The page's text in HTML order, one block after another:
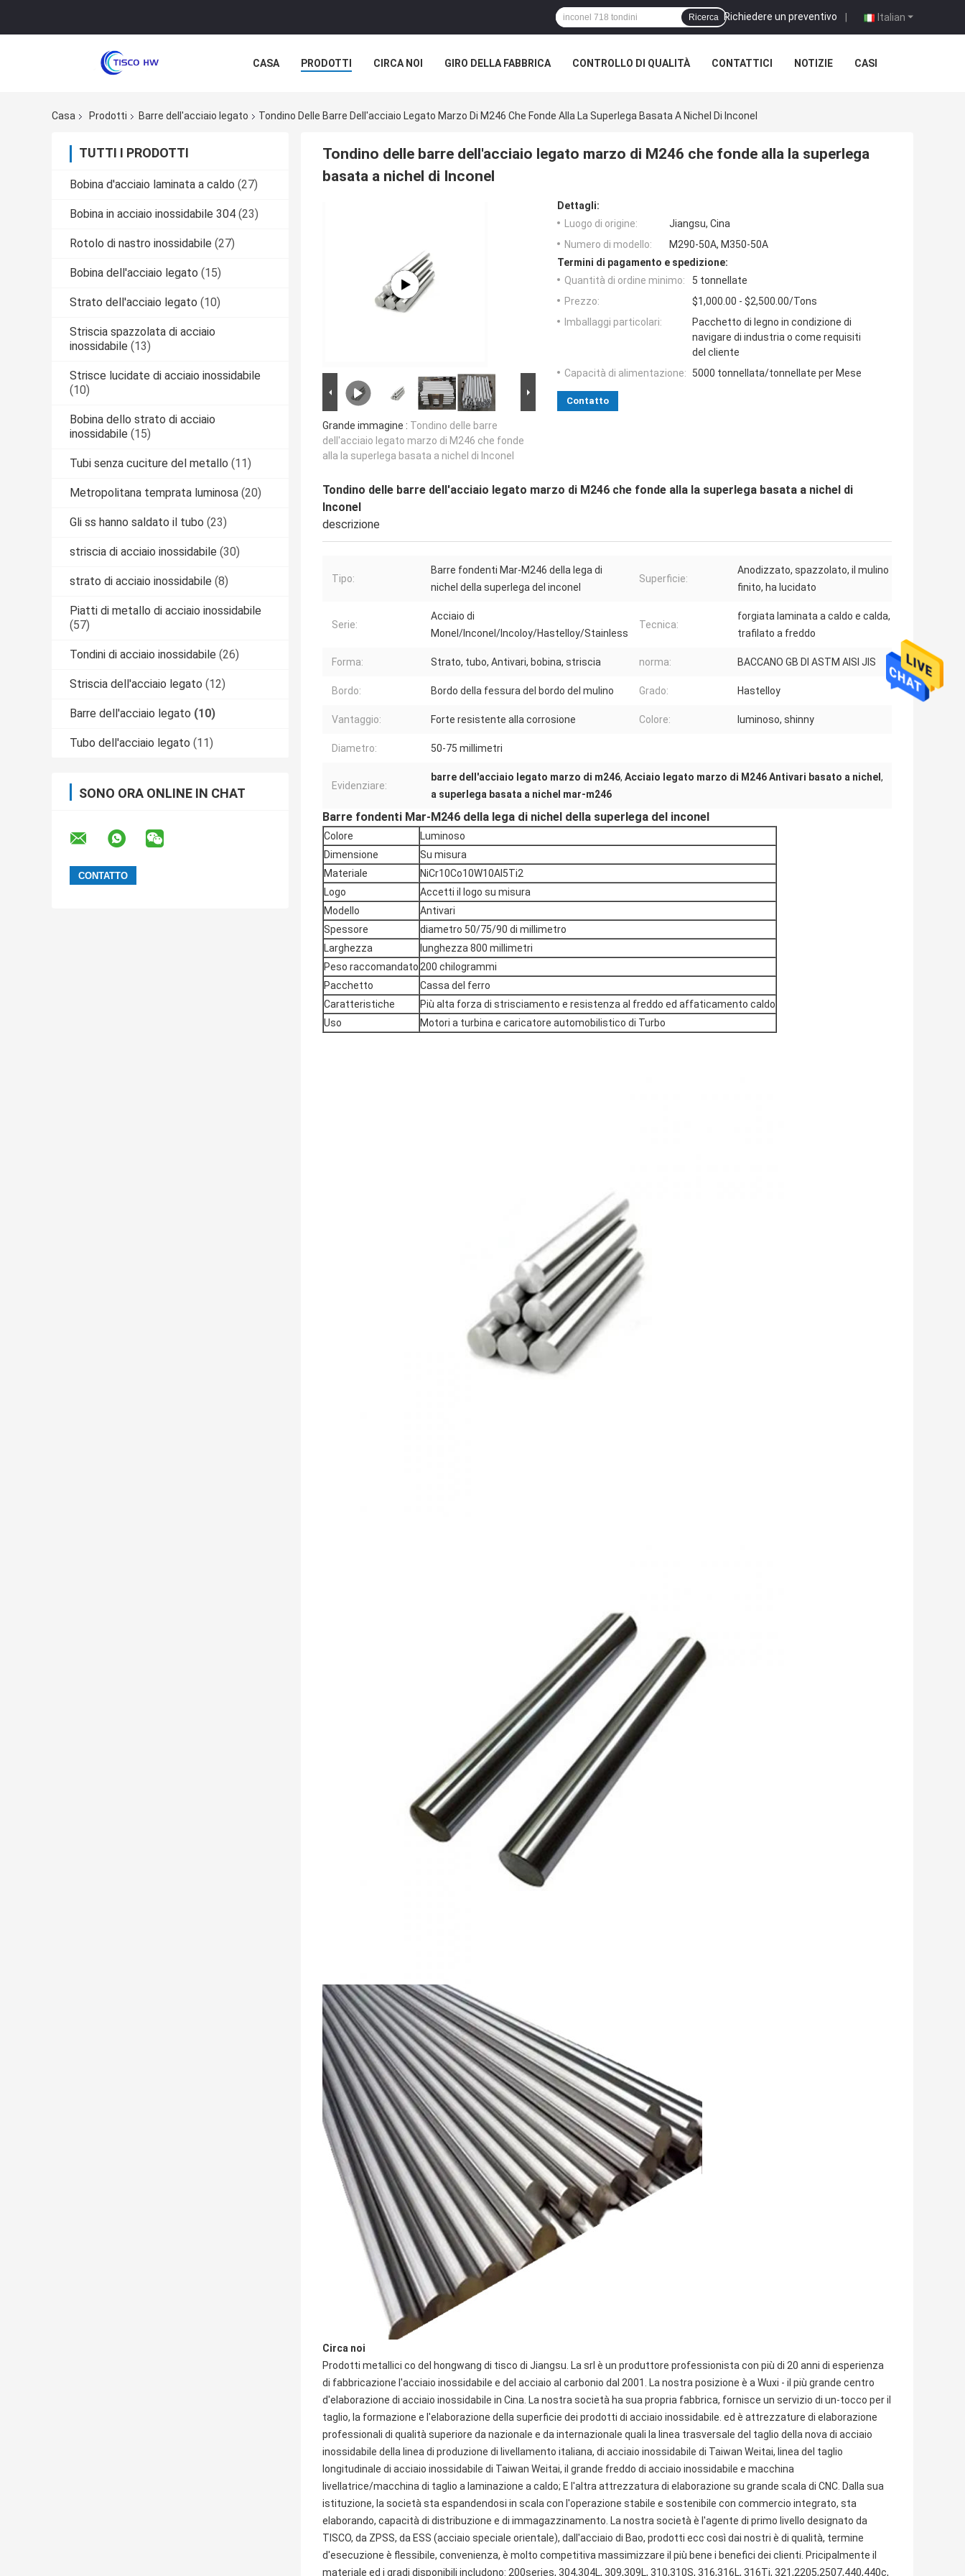
Italian
Richiedere un preventivo |
Ricerca
CASA PRODOTTI CIRCA NOI GIRO DELLA FABBRICA CONTROLLO DI QUALITÀ CONTATTICI NOTIZIE CASI
Casa Prodotti Barre dell'acciaio legato Tondino Delle Barre Dell'acciaio Legato Marzo Di M246 Che Fonde Alla La Superlega Basata A Nichel Di Inconel
TUTTI I PRODOTTI
Bobina d'acciaio laminata a caldo (27)
Bobina in acciaio inossidabile 304 (23)
Rotolo di nastro inossidabile (27)
Bobina dell'acciaio legato (15)
Strato dell'acciaio legato (10)
Striscia spazzolata di acciaio
inossidabile (13)
Strisce lucidate di acciaio inossidabile
(10)
Bobina dello strato di acciaio
inossidabile (15)
Tubi senza cuciture del metallo (11)
Metropolitana temprata luminosa (20)
Gli ss hanno saldato il tubo (23)
striscia di acciaio inossidabile (30)
strato di acciaio inossidabile (8)
Piatti di metallo di acciaio inossidabile
(57)
Tondini di acciaio inossidabile (26)
Striscia dell'acciaio legato (12)
Barre dell'acciaio legato (10)
Tubo dell'acciaio legato (11)
SONO ORA ONLINE IN CHAT
Tondino delle barre dell'acciaio legato marzo di M246 che fonde alla la superlega
basata a nichel di Inconel
Grande immagine : Tondino delle barre
dell'acciaio legato marzo di M246 che fonde
alla la superlega basata a nichel di Inconel
Dettagli:
Luogo di origine:
Jiangsu, Cina
Numero di modello:
M290-50A, M350-50A
Termini di pagamento e spedizione:
Quantità di ordine minimo:
5 tonnellate
Prezzo:
$1,000.00 - $2,500.00/Tons
Imballaggi particolari:
Pacchetto di legno in condizione di
navigare di industria o come requisiti
del cliente
Capacità di alimentazione:
5000 tonnellata/tonnellate per Mese
Contatto
Tondino delle barre dell'acciaio legato marzo di M246 che fonde alla la superlega basata a nichel di
Inconel
descrizione
Tipo:
Barre fondenti Mar-M246 della lega di
nichel della superlega del inconel
Superficie:
Anodizzato, spazzolato, il mulino
finito, ha lucidato
Serie:
Acciaio di
Monel/Inconel/Incoloy/Hastelloy/Stainless
Tecnica:
forgiata laminata a caldo e calda,
trafilato a freddo
Forma: Strato, tubo, Antivari, bobina, striscia norma: BACCANO GB DI ASTM AISI JIS
Bordo: Bordo della fessura del bordo del mulino Grado: Hastelloy
Vantaggio: Forte resistente alla corrosione Colore: luminoso, shinny
Diametro: 50-75 millimetri
Evidenziare:
barre dell'acciaio legato marzo di m246, Acciaio legato marzo di M246 Antivari basato a nichel ,
a superlega basata a nichel mar-m246
Barre fondenti Mar-M246 della lega di nichel della superlega del inconel
Colore
Luminoso
Dimensione
Su misura
Materiale
NiCr10Co10W10Al5Ti2
Logo
Accetti il logo su misura
Modello
Antivari
Spessore
diametro 50/75/90 di millimetro
Larghezza
lunghezza 800 millimetri
Peso raccomandato200 chilogrammi
Pacchetto
Cassa del ferro
Caratteristiche
Più alta forza di strisciamento e resistenza al freddo ed affaticamento caldo
Uso
Motori a turbina e caricatore automobilistico di Turbo
Circa noi
Prodotti metallici co del hongwang di tisco di Jiangsu. La srl è un produttore professionista con più di 20 anni di esperienza
di fabbricazione l'acciaio inossidabile e del acciaio al carbonio dal 2001. La nostra posizione è a Wuxi - il più grande centro
d'elaborazione di acciaio inossidabile in Cina. La nostra società ha sua propria fabbrica, fornisce un servizio di un-tocco per il
taglio, la formazione e l'elaborazione della superficie dei prodotti di acciaio inossidabile. ed è attrezzature di elaborazione
professionali di qualità superiore da nazionale e da internazionale quali la linea trasversale del taglio della nova di acciaio
inossidabile della linea di produzione di livellamento italiana, di acciaio inossidabile di Taiwan Weitai, linea del taglio
longitudinale di acciaio inossidabile di Taiwan Weitai, il grande freddo di acciaio inossidabile e macchina
livellatrice/macchina di taglio a laminazione a caldo; E l'altra attrezzatura di elaborazione su grande scala di CNC. Dalla sua
istituzione, la società sta espandendosi in scala con l'operazione stabile e sostenibile con commercio integrato, sta
elaborando, capacità di distribuzione e di immagazzinamento. La nostra società è l'agente di primo livello designato da
TISCO, da ZPSS, da ESS (acciaio speciale orientale), dall'acciaio di Bao, prodotti ecc così dai nostri è di qualità, termine
d'esecuzione è flessibile, convenienza, è molto competitiva massimizzare il più bene i benefici dei clienti. Pricipalmente il
materiale ed i gradi disponibili includono: 200series, 304,304L, 309,309L, 310,310S, 316,316L, 316Ti, 321,2205,2507,440,440c,